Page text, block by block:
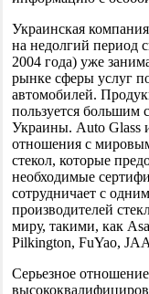
Украинская
на недолгий период
2004 года) уже
рынке сферы услуг
автомобилей.
пользуется большим
Украины. Auto Glass
отношения с
стекол, которые
необходимые
сотрудничает с
производителей
миру, такими, как
Pilkington, FuYao,
Серьезное отношение